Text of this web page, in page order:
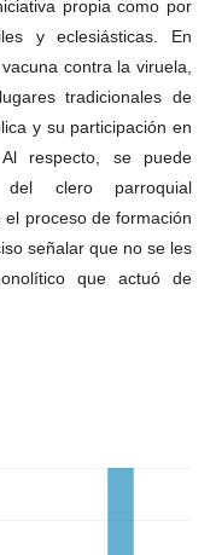
propia como por
y eclesiásticas. En
contra la viruela,
tradicionales de
y su participación en
respecto, se puede
clero parroquial
proceso de formación
señalar que no se les
que actuó de